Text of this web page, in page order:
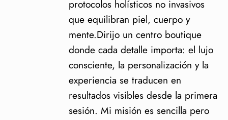
protocolos holísticos no invasivos
que equilibran piel, cuerpo y
mente.Dirijo un centro boutique
donde cada detalle importa: el lujo
consciente, la personalización y la
experiencia se traducen en
resultados visibles desde la primera
sesión. Mi misión es sencilla pero